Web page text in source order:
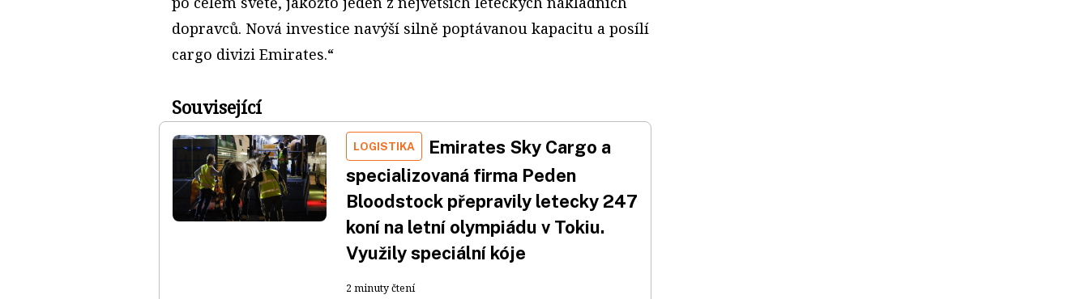
dopravců. Nová investice navýší silně poptávanou kapacitu a posílí
cargo divizi Emirates.“
Související
LOGISTIKA
Emirates Sky Cargo a
specializovaná firma Peden
Bloodstock přepravily letecky 247
koní na letní olympiádu v Tokiu.
Využily speciální kóje
2 minuty čtení